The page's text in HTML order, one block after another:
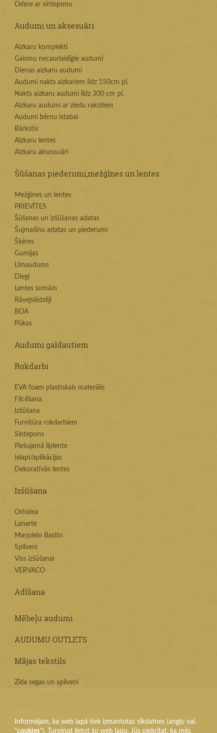
Informējam, ka web lapā tiek izmantotas sīkdatnes (angļu val.
"cookies"). Turpinot lietot šo web lapu, Jūs piekrītat, ka mēs
Odere ar sinteponu
Audumi un aksesuāri
Aizkaru komplekti
Gaismu necaurlaidīgie audumi
Dienas aizkaru audumi
Audumi nakts aizkariem līdz 150cm pl.
Nakts aizkaru audumi līdz 300 cm pl.
Aizkaru audumi ar ziedu rakstiem
Audumi bērnu istabai
Bārkstis
Aizkaru lentes
Aizkaru aksessuāri
Šūšanas piederumi,mežģīnes un lentes
Mežģīnes un lentes
PRIEVĪTES
Šūšanas un izšūšanas adatas
Šujmašīnu adatas un piederumi
Šķēres
Gumijas
Līmaudums
Diegi
Lentes somām
Rāvejslēdzēji
BOA
Pūkas
Audumi galdautiem
Rokdarbi
EVA foam plastiskais materiāls
Filcēšana
Izšūšana
Furnitūra rokdarbiem
Sintepons
Piešujamā līplente
Ielapi/aplikācijas
Dekoratīvās lentes
Izšūšana
Orhidea
Lanarte
Marjolein Bastin
Spilveni
Viss izšūšanai
VERVACO
Adīšana
Mēbeļu audumi
AUDUMU OUTLETS
Mājas tekstils
Zīda segas un spilveni
Tekstila izstrādājumi